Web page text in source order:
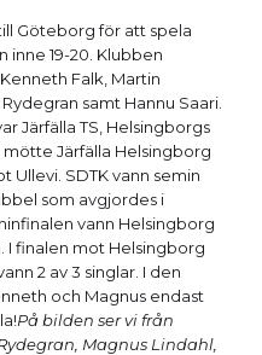
Göteborg för att spela
inne 19-20. Klubben
Falk, Martin
samt Hannu Saari.
Järfälla TS, Helsingborgs
mötte Järfälla Helsingborg
Ullevi. SDTK vann semin
som avgjordes i
vann Helsingborg
I finalen mot Helsingborg
2 av 3 singlar. I den
och Magnus endast
På bilden ser vi från
Magnus Lindahl,